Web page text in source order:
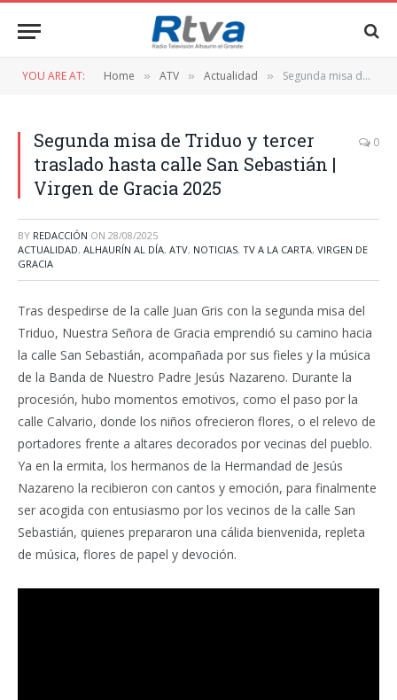
YOU ARE AT: Home » ATV » Actualidad » Segunda misa de Triduo y tercer traslado hasta calle San Sebastián | Virgen de Gracia 2025
Segunda misa de Triduo y tercer
traslado hasta calle San Sebastián |
Virgen de Gracia 2025
0
BY REDACCIÓN ON 28/08/2025
ACTUALIDAD, ALHAURÍN AL DÍA, ATV, NOTICIAS, TV A LA CARTA, VIRGEN DE
GRACIA
Tras despedirse de la calle Juan Gris con la segunda misa del
Triduo, Nuestra Señora de Gracia emprendió su camino hacia
la calle San Sebastián, acompañada por sus fieles y la música
de la Banda de Nuestro Padre Jesús Nazareno. Durante la
procesión, hubo momentos emotivos, como el paso por la
calle Calvario, donde los niños ofrecieron flores, o el relevo de
portadores frente a altares decorados por vecinas del pueblo.
Ya en la ermita, los hermanos de la Hermandad de Jesús
Nazareno la recibieron con cantos y emoción, para finalmente
ser acogida con entusiasmo por los vecinos de la calle San
Sebastián, quienes prepararon una cálida bienvenida, repleta
de música, flores de papel y devoción.